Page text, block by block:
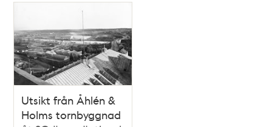
Utsikt från Åhlén &
Holms tornbyggnad